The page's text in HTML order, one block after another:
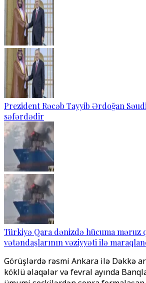
Prezident Rəcəb Tayyib Ərdoğan
səfərdədir
Türkiyə Qara dənizdə hücuma məruz
vətəndaşlarının vəziyyəti ilə
Görüşlərdə rəsmi Ankara ilə Dəkkə
köklü əlaqələr və fevral ayında